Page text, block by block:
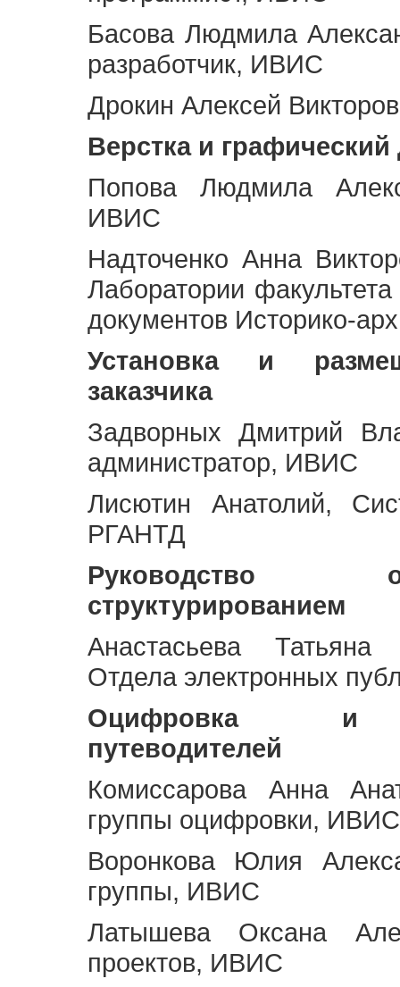
Басова Людмила
разработчик, ИВИС
Дрокин Алексей
Верстка и графический
Попова Людмила
ИВИС
Надточенко Анна
Лаборатории
документов Историко-
Установка и
заказчика
Задворных Дмитрий
администратор, ИВИС
Лисютин Анатолий,
РГАНТД
Руководство
структурированием
Анастасьева Татьяна
Отдела электронных
Оцифровка и
путеводителей
Комиссарова Анна
группы оцифровки, ИВИС
Воронкова Юлия
группы, ИВИС
Латышева Оксана
проектов, ИВИС